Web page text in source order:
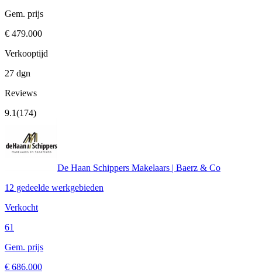
Gem. prijs
€ 479.000
Verkooptijd
27 dgn
Reviews
9.1(174)
De Haan Schippers Makelaars | Baerz & Co
12 gedeelde werkgebieden
Verkocht
61
Gem. prijs
€ 686.000